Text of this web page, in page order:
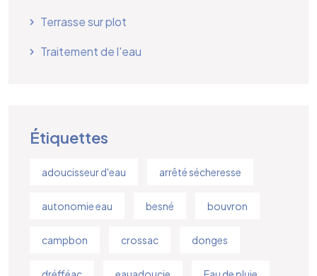
Terrasse sur plot
Traitement de l'eau
Étiquettes
adoucisseur d'eau arrêté sécheresse
autonomie eau besné bouvron
campbon crossac donges